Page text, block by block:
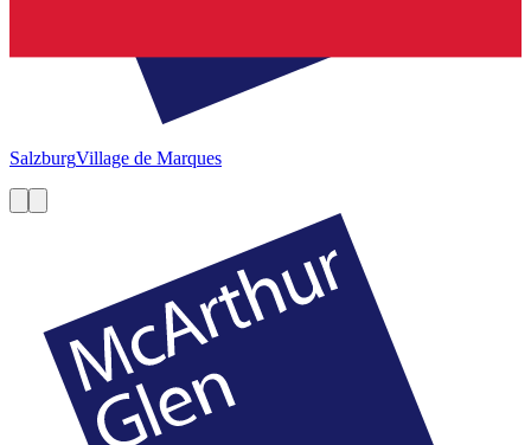
SalzburgVillage de Marques